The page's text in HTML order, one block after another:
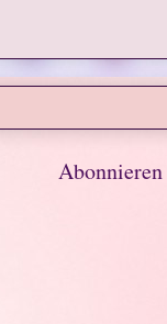
Abonnieren